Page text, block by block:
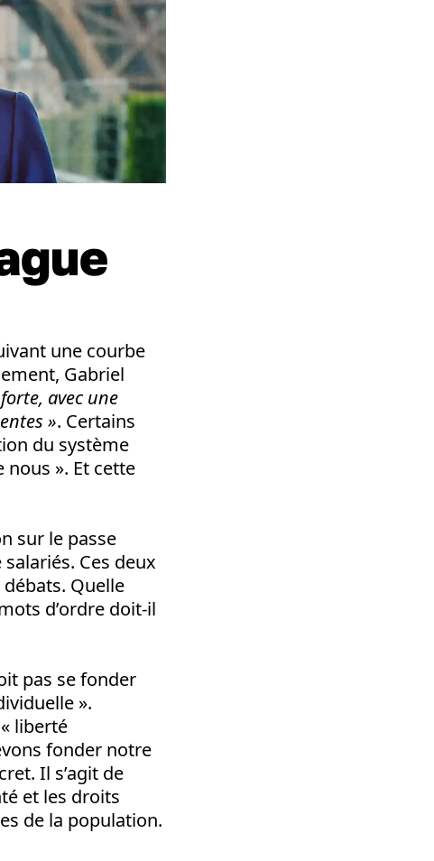
une courbe
Gabriel
avec une
». Certains
du système
nous ». Et cette
sur le passe
Ces deux
Quelle
d’ordre doit-il
pas se fonder
».
liberté
fonder notre
Il s’agit de
et les droits
de la population.